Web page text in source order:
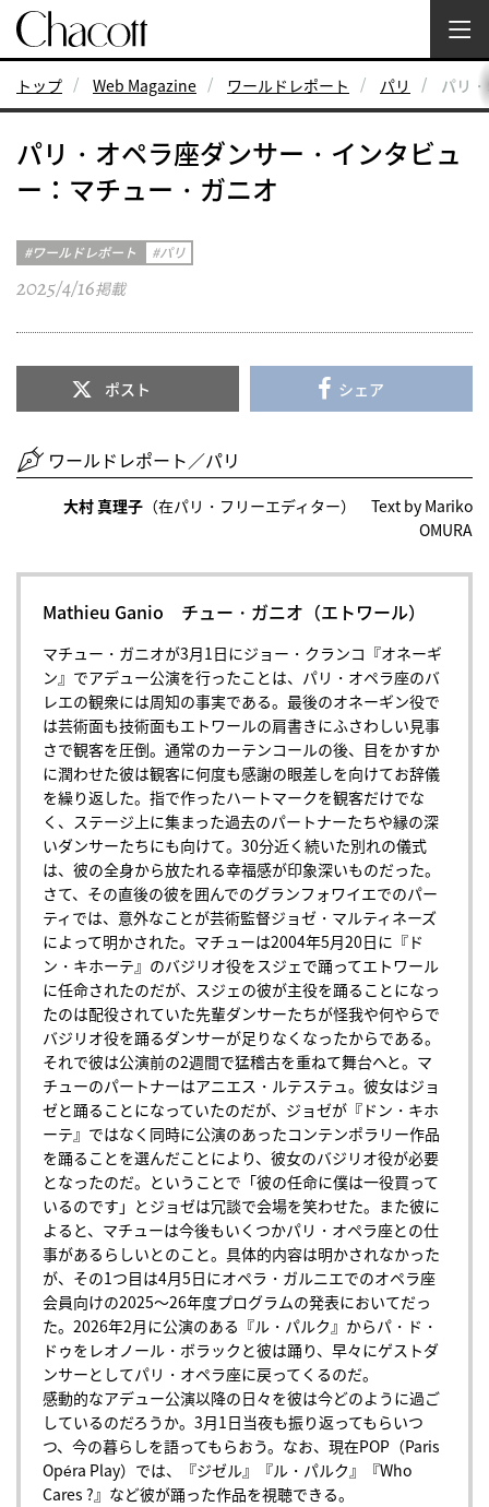
トップ Web Magazine ワールドレポート パリ パリ
パリ・オペラ座ダンサー・インタビュ
ー：マチュー・ガニオ
ワールドレポート パリ
2025/4/16掲載
ポスト シェア
ワールドレポート／パリ
大村 真理子 （在パリ・フリーエディター） Text by Mariko
OMURA
Mathieu Ganio チュー・ガニオ（エトワール）
マチュー・ガニオが3月1日にジョー・クランコ『オネーギ
ン』でアデュー公演を行ったことは、パリ・オペラ座のバ
レエの観衆には周知の事実である。最後のオネーギン役で
は芸術面も技術面もエトワールの肩書きにふさわしい見事
さで観客を圧倒。通常のカーテンコールの後、目をかすか
に潤わせた彼は観客に何度も感謝の眼差しを向けてお辞儀
を繰り返した。指で作ったハートマークを観客だけでな
く、ステージ上に集まった過去のパートナーたちや縁の深
いダンサーたちにも向けて。30分近く続いた別れの儀式
は、彼の全身から放たれる幸福感が印象深いものだった。
さて、その直後の彼を囲んでのグランフォワイエでのパー
ティでは、意外なことが芸術監督ジョゼ・マルティネーズ
によって明かされた。マチューは2004年5月20日に『ド
ン・キホーテ』のバジリオ役をスジェで踊ってエトワール
に任命されたのだが、スジェの彼が主役を踊ることになっ
たのは配役されていた先輩ダンサーたちが怪我や何やらで
バジリオ役を踊るダンサーが足りなくなったからである。
それで彼は公演前の2週間で猛稽古を重ねて舞台へと。マ
チューのパートナーはアニエス・ルテステュ。彼女はジョ
ゼと踊ることになっていたのだが、ジョゼが『ドン・キホ
ーテ』ではなく同時に公演のあったコンテンポラリー作品
を踊ることを選んだことにより、彼女のバジリオ役が必要
となったのだ。ということで「彼の任命に僕は一役買って
いるのです」とジョゼは冗談で会場を笑わせた。また彼に
よると、マチューは今後もいくつかパリ・オペラ座との仕
事があるらしいとのこと。具体的内容は明かされなかった
が、その1つ目は4月5日にオペラ・ガルニエでのオペラ座
会員向けの2025～26年度プログラムの発表においてだっ
た。2026年2月に公演のある『ル・パルク』からパ・ド・
ドゥをレオノール・ボラックと彼は踊り、早々にゲストダ
ンサーとしてパリ・オペラ座に戻ってくるのだ。
感動的なアデュー公演以降の日々を彼は今どのように過ご
しているのだろうか。3月1日当夜も振り返ってもらいつ
つ、今の暮らしを語ってもらおう。なお、現在POP（Paris
Opéra Play）では、『ジゼル』『ル・パルク』『Who
Cares ?』など彼が踊った作品を視聴できる。